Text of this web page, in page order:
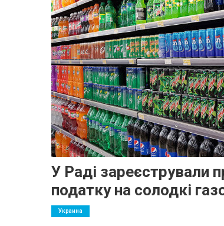
У Раді зареєстрували
податку на солодкі
Украина